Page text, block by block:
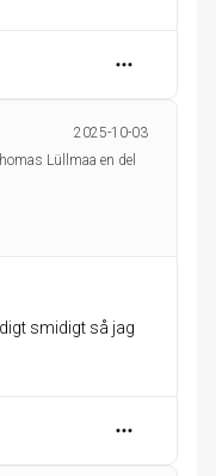
2025-10-03
Lüllmaa en del
smidigt så jag